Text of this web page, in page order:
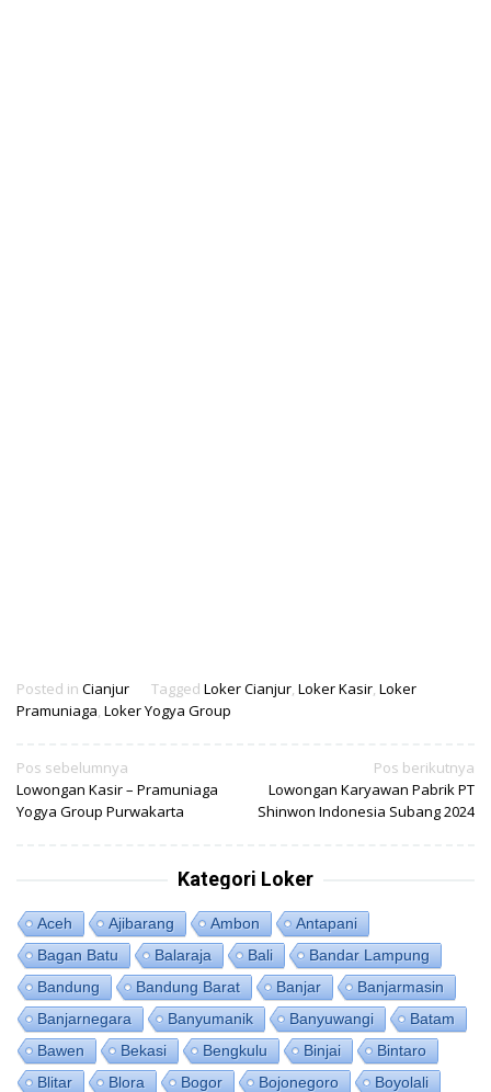
Posted in Cianjur Tagged Loker Cianjur, Loker Kasir, Loker
Pramuniaga, Loker Yogya Group
Navigasi
pos
Pos sebelumnya
Lowongan Kasir – Pramuniaga
Yogya Group Purwakarta
Pos berikutnya
Lowongan Karyawan Pabrik PT
Shinwon Indonesia Subang 2024
Kategori Loker
Aceh Ajibarang Ambon
Antapani
Bagan Batu
Balaraja Bali
Bandar Lampung
Bandung
Bandung Barat Banjar
Banjarmasin
Banjarnegara
Banyumanik Banyuwangi
Batam
Bawen
Bekasi Bengkulu Binjai
Bintaro
Blitar
Blora Bogor Bojonegoro
Boyolali